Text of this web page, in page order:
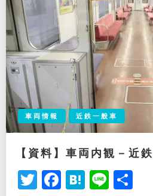
車両情報 近鉄一般車
【資料】車両内観－近
Twitter
Facebook
Hatena
Line